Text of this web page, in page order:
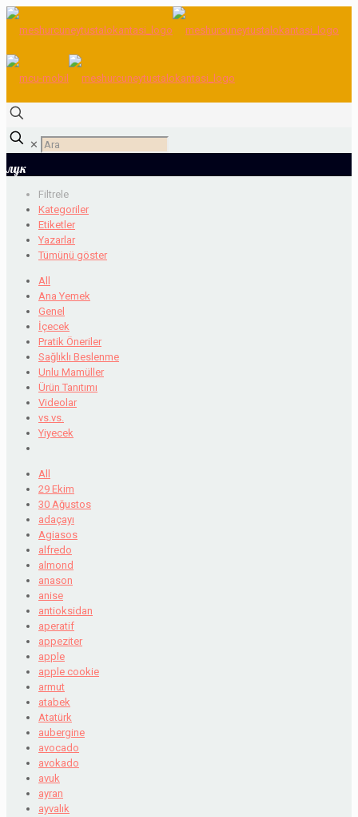
✕
лук
Filtrele
Kategoriler
Etiketler
Yazarlar
Tümünü göster
All
Ana Yemek
Genel
İçecek
Pratik Öneriler
Sağlıklı Beslenme
Unlu Mamüller
Ürün Tanıtımı
Videolar
vs.vs.
Yiyecek
All
29 Ekim
30 Ağustos
adaçayı
Agiasos
alfredo
almond
anason
anise
antioksidan
aperatif
appeziter
apple
apple cookie
armut
atabek
Atatürk
aubergine
avocado
avokado
avuk
ayran
ayvalık